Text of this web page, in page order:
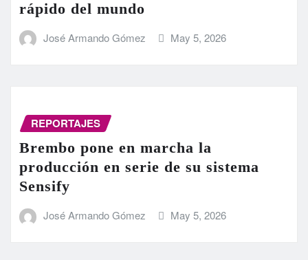
rápido del mundo
José Armando Gómez May 5, 2026
REPORTAJES
Brembo pone en marcha la
producción en serie de su sistema
Sensify
José Armando Gómez May 5, 2026